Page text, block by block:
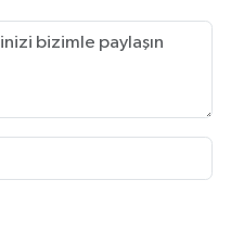
Rüzgârı! KAFUM